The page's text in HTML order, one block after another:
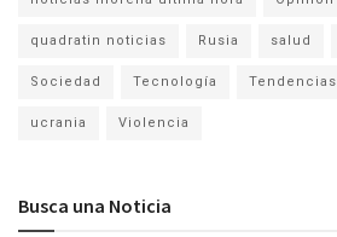
quadratin noticias Rusia salud
Sociedad Tecnología Tendencias
ucrania Violencia
Busca una Noticia